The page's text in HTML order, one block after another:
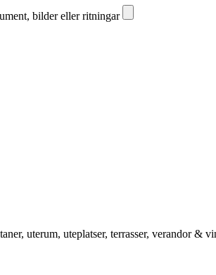
bilder eller ritningar
uterum, uteplatser, terrasser, verandor &